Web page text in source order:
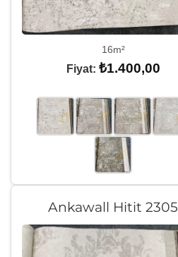
16m²
Fiyat: ₺1.400,00
Ankawall Hitit 2305